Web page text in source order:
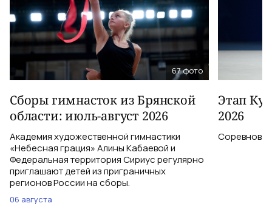
67фото
Сборы гимнасток из Брянской
области: июль-август 2026
Академия художественной гимнастики
«Небесная грация» Алины Кабаевой и
Федеральная территория Сириус регулярно
приглашают детей из приграничных
регионов России на сборы.
06 августа
Этап
2026